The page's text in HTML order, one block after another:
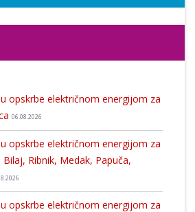
opskrbe električnom energijom za
06.08.2026
opskrbe električnom energijom za
Ribnik, Medak, Papuča,
opskrbe električnom energijom za